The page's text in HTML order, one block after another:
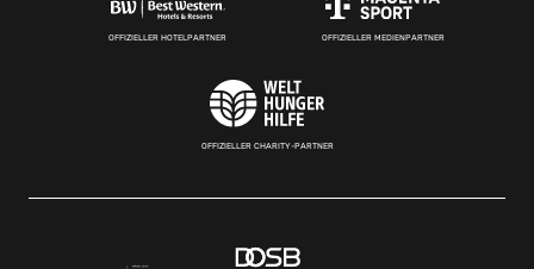
OFFIZIELLER HOTELPARTNER OFFIZIELLER MEDIENPARTNER
OFFIZIELLER CHARITY-PARTNER